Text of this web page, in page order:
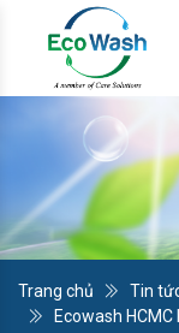
Trang chủ Tin
Ecowash